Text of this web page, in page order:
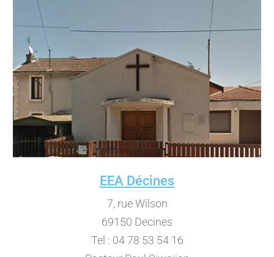
EEA Décines
7, rue Wilson
69150 Decines
Tel : 04 78 53 54 16